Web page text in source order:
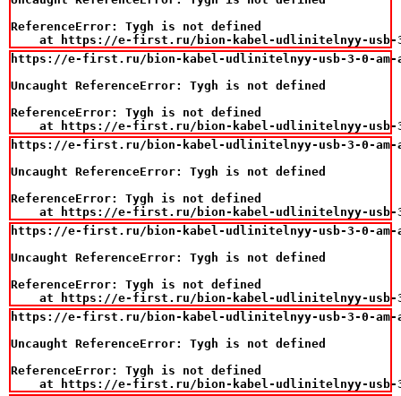
ReferenceError: Tygh is not defined
at https://e-first.ru/bion-kabel-udlinitelnyy-
https://e-first.ru/bion-kabel-udlinitelnyy-usb-3-0-am-af-
Uncaught ReferenceError: Tygh is not defined
ReferenceError: Tygh is not defined
at https://e-first.ru/bion-kabel-udlinitelnyy-
https://e-first.ru/bion-kabel-udlinitelnyy-usb-3-0-am-af-
Uncaught ReferenceError: Tygh is not defined
ReferenceError: Tygh is not defined
at https://e-first.ru/bion-kabel-udlinitelnyy-
https://e-first.ru/bion-kabel-udlinitelnyy-usb-3-0-am-af-
Uncaught ReferenceError: Tygh is not defined
ReferenceError: Tygh is not defined
at https://e-first.ru/bion-kabel-udlinitelnyy-
https://e-first.ru/bion-kabel-udlinitelnyy-usb-3-0-am-af-
Uncaught ReferenceError: Tygh is not defined
ReferenceError: Tygh is not defined
at https://e-first.ru/bion-kabel-udlinitelnyy-